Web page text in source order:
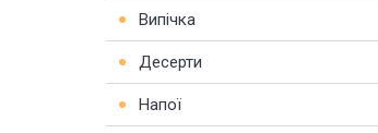
Випічка
Десерти
Напої